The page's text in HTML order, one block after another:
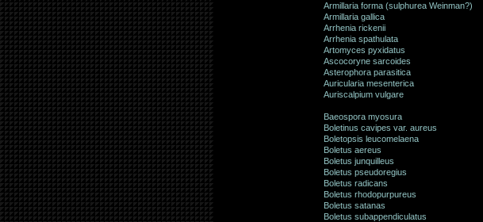
Armillaria forma (sulphurea Weinman?)
Armillaria gallica
Arrhenia rickenii
Arrhenia spathulata
Artomyces pyxidatus
Ascocoryne sarcoides
Asterophora parasitica
Auricularia mesenterica
Auriscalpium vulgare
Baeospora myosura
Boletinus cavipes var. aureus
Boletopsis leucomelaena
Boletus aereus
Boletus junquilleus
Boletus pseudoregius
Boletus radicans
Boletus rhodopurpureus
Boletus satanas
Boletus subappendiculatus